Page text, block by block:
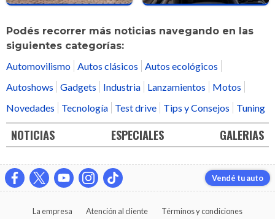
Podés recorrer más noticias navegando en las
siguientes categorías:
Automovilismo
Autos clásicos
Autos ecológicos
Autoshows
Gadgets Industria Lanzamientos
Motos
Novedades
Tecnología Test drive Tips y Consejos Tuning
NOTICIAS ESPECIALES GALERIAS
Vendé tu auto
La empresa Atención al cliente Términos y condiciones